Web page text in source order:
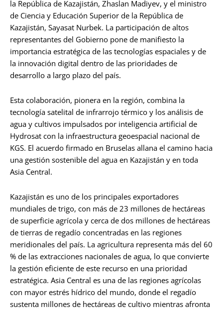
la República de Kazajistán, Zhaslan Madiyev, y el ministro
de Ciencia y Educación Superior de la República de
Kazajistán, Sayasat Nurbek. La participación de altos
representantes del Gobierno pone de manifiesto la
importancia estratégica de las tecnologías espaciales y de
la innovación digital dentro de las prioridades de
desarrollo a largo plazo del país.
Esta colaboración, pionera en la región, combina la
tecnología satelital de infrarrojo térmico y los análisis de
agua y cultivos impulsados por inteligencia artificial de
Hydrosat con la infraestructura geoespacial nacional de
KGS. El acuerdo firmado en Bruselas allana el camino hacia
una gestión sostenible del agua en Kazajistán y en toda
Asia Central.
Kazajistán es uno de los principales exportadores
mundiales de trigo, con más de 23 millones de hectáreas
de superficie agrícola y cerca de dos millones de hectáreas
de tierras de regadío concentradas en las regiones
meridionales del país. La agricultura representa más del 60
% de las extracciones nacionales de agua, lo que convierte
la gestión eficiente de este recurso en una prioridad
estratégica. Asia Central es una de las regiones agrícolas
con mayor estrés hídrico del mundo, donde el regadío
sustenta millones de hectáreas de cultivo mientras afronta